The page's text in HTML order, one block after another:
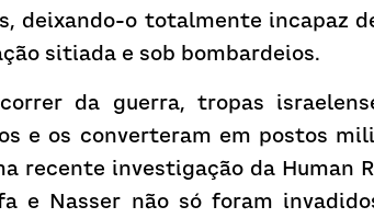
deixando-o totalmente incapaz
sitiada e sob bombardeios.
da guerra, tropas
e os converteram em postos
recente investigação da Human
e Nasser não só foram